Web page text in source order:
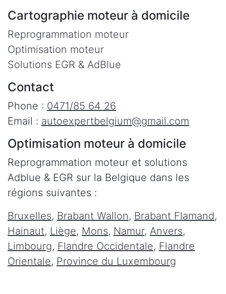
Cartographie moteur à domicile
Reprogrammation moteur
Optimisation moteur
Solutions EGR & AdBlue
Contact
Phone : 0471/85 64 26
Email : autoexpertbelgium@gmail.com
Optimisation moteur à domicile
Reprogrammation moteur et solutions
Adblue & EGR sur la Belgique dans les
régions suivantes :
Bruxelles, Brabant Wallon, Brabant Flamand,
Hainaut, Liège, Mons, Namur, Anvers,
Limbourg, Flandre Occidentale, Flandre
Orientale, Province du Luxembourg